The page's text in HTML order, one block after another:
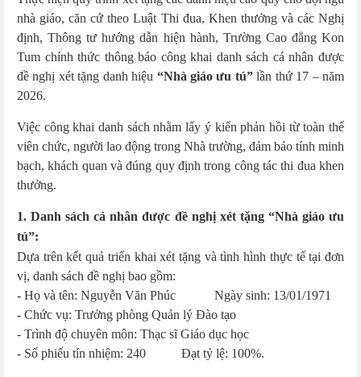
nhà giáo, căn cứ theo Luật Thi đua, Khen thưởng và các Nghị
định, Thông tư hướng dẫn hiện hành, Trường Cao đẳng Kon
Tum chính thức thông báo công khai danh sách cá nhân được
đề nghị xét tặng danh hiệu “Nhà giáo ưu tú”lần thứ 17 – năm
2026.
Việc công khai danh sách nhằm lấy ý kiến phản hồi từ toàn thể
viên chức, người lao động trong Nhà trường, đảm bảo tính minh
bạch, khách quan và đúng quy định trong công tác thi đua khen
thưởng.
1. Danh sách cá nhân được đề nghị xét tặng “Nhà giáo ưu
tú”:
Dựa trên kết quả triển khai xét tặng và tình hình thực tế tại đơn
vị, danh sách đề nghị bao gồm:
- Họ và tên: Nguyễn Văn Phúc Ngày sinh: 13/01/1971
- Chức vụ: Trưởng phòng Quản lý Đào tạo
- Trình độ chuyên môn: Thạc sĩ Giáo dục học
- Số phiếu tín nhiệm: 240 Đạt tỷ lệ: 100%.